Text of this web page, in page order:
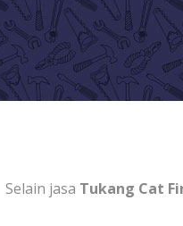
Selain jasa Tukang Cat